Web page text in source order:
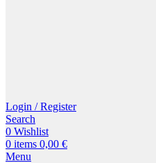
Login / Register
Search
0 Wishlist
0 items 0,00 €
Menu